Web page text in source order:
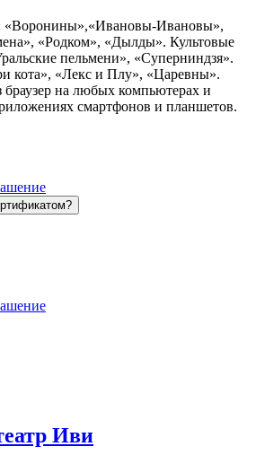
«Воронины»,«Ивановы-Ивановы»,
«Родком», «Дылды». Культовые
пельмени», «Суперниндзя».
кота», «Лекс и Плу», «Царевны».
браузер на любых компьютерах и
смартфонов и планшетов.
Иви